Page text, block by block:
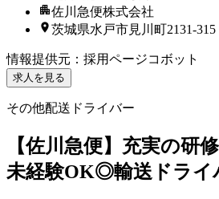
佐川急便株式会社
茨城県水戸市見川町2131-315
情報提供元 ： 採用ページコボット
求人を見る
その他配送ドライバー
【佐川急便】充実の研
未経験OK◎輸送ドライ